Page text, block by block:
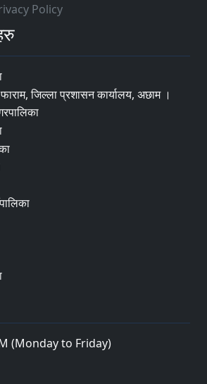
Policy
जिल्ला प्रशासन कार्यालय, अछाम ।
(Monday to Friday)